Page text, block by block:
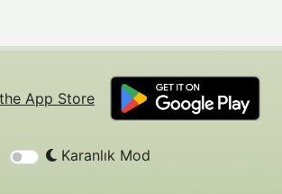
Karanlık Mod